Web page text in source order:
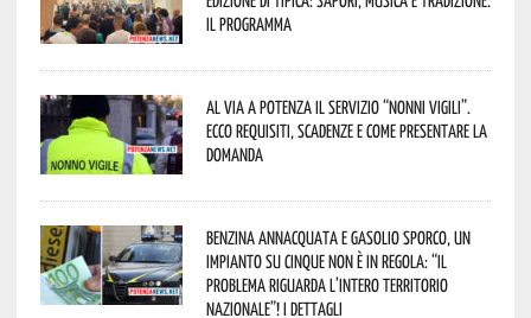
Il programma
Al via a Potenza il servizio “Nonni Vigili”.
Ecco requisiti, scadenze e come presentare la
domanda
Benzina annacquata e gasolio sporco, un
impianto su cinque non è in regola: “il
problema riguarda l’intero territorio
Nazionale”! I dettagli